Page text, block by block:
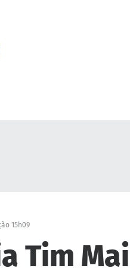
15h09
Tim